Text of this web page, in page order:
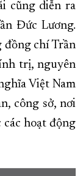
cũng diễn ra
Đức Lương.
đồng chí Trần
trị, nguyên
Việt Nam
công sở, nơi
hoạt động